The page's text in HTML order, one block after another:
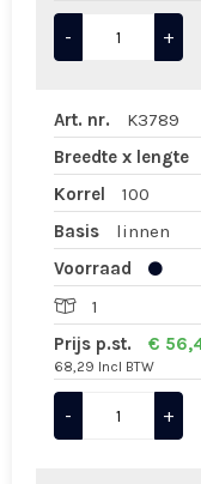
- +
Art. nr.
K3789
Breedte x lengte
Korrel
100
Basis
linnen
Voorraad
1
Prijs p.st.
€
68,29 Incl BTW
- +